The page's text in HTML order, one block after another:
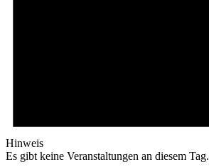
Hinweis
Es gibt keine Veranstaltungen an diesem Tag.